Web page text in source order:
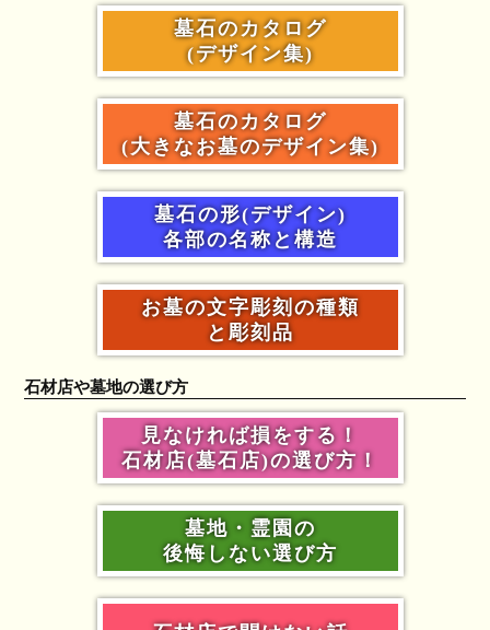
墓石のカタログ
(デザイン集)
墓石のカタログ
(大きなお墓のデザイン集)
墓石の形(デザイン)
各部の名称と構造
お墓の文字彫刻の種類
と彫刻品
石材店や墓地の選び方
見なければ損をする！
石材店(墓石店)の選び方！
墓地・霊園の
後悔しない選び方